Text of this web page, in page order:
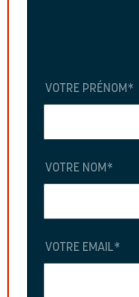
VOTRE PRÉNOM*
VOTRE NOM*
VOTRE EMAIL*